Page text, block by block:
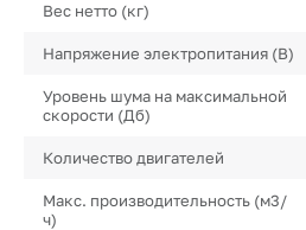
Вес нетто (кг)
Напряжение электропитания (В)
Уровень шума на максимальной
скорости (Дб)
Количество двигателей
Макс. производительность (м3/
ч)